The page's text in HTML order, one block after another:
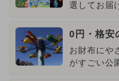
選してお届
0円・格安
お財布にや
がすごい公